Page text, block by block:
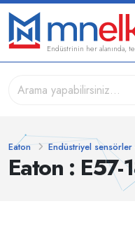
Endüstrinin her alanında,
Eaton : E57-
Eaton Endüstriyel